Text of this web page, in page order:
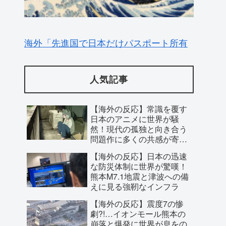
海外「先進国で日本だけパスポート所有
【海外の反応】フィリーズのオークショ
ン落札者がラジオで1イニング実況!
人気記事
【海外の反応】常識を覆す
日本のアニメに世界が騒
然！現代の孤独と向き合う
問題作に多くの共感が寄せ
られた理由とは？
【海外の反応】日本の迅速
な防災体制に世界が驚嘆！
熊本M7.1地震と津波への備
えに見る強靭なインフラ
【海外の反応】震度7の惨
劇?!…イオンモール熊本の
崩落と爆発に世界が息をの
む！救助隊の懸命な捜索に